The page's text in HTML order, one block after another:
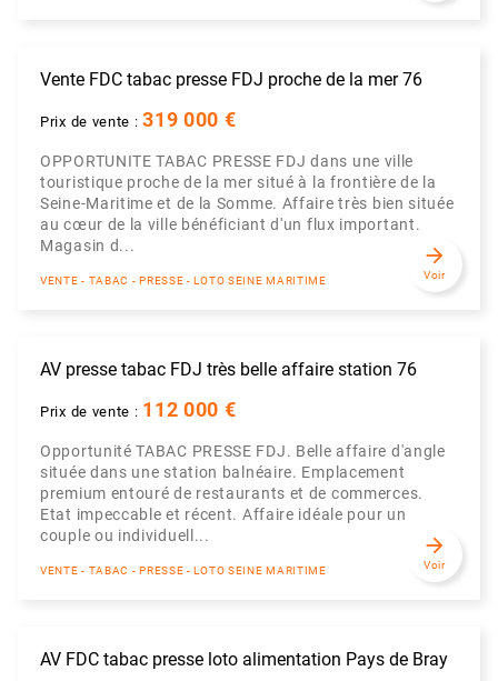
Vente FDC tabac presse FDJ proche de la mer 76
Prix de vente :319 000 €
OPPORTUNITE TABAC PRESSE FDJ dans une ville
touristique proche de la mer situé à la frontière de la
Seine-Maritime et de la Somme. Affaire très bien située
au cœur de la ville bénéficiant d'un flux important.
Magasin d...
VENTE - TABAC - PRESSE - LOTO SEINE MARITIME
arrow_forward
Voir
AV presse tabac FDJ très belle affaire station 76
Prix de vente : 112 000 €
Opportunité TABAC PRESSE FDJ. Belle affaire d'angle
située dans une station balnéaire. Emplacement
premium entouré de restaurants et de commerces.
Etat impeccable et récent. Affaire idéale pour un
couple ou individuell...
VENTE - TABAC - PRESSE - LOTO SEINE MARITIME
arrow_forward
Voir
AV FDC tabac presse loto alimentation Pays de Bray